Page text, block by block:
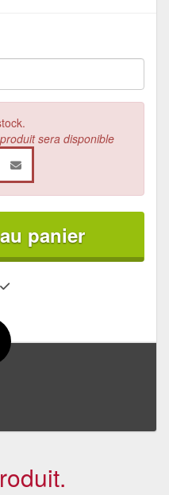
sera disponible
panier